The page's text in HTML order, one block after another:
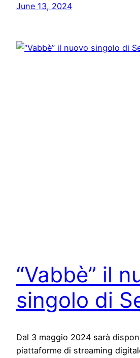
June 13, 2024
“Vabbè” il
singolo di
Dal 3 maggio 2024 sarà
piattaforme di streaming